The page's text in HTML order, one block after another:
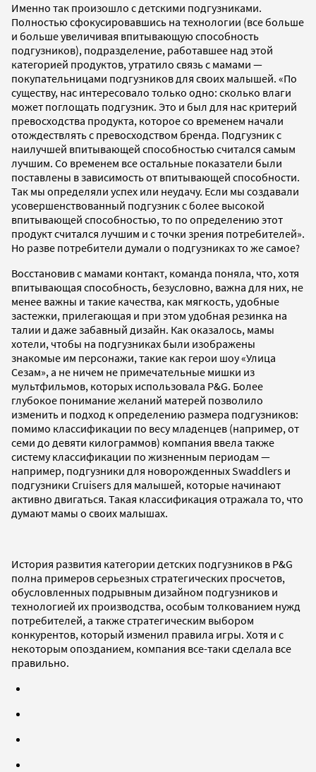
Именно так произошло с детскими подгузниками.
Полностью сфокусировавшись на технологии (все больше
и больше увеличивая впитывающую способность
подгузников), подразделение, работавшее над этой
категорией продуктов, утратило связь с мамами —
покупательницами подгузников для своих малышей. «По
существу, нас интересовало только одно: сколько влаги
может поглощать подгузник. Это и был для нас критерий
превосходства продукта, которое со временем начали
отождествлять с превосходством бренда. Подгузник с
наилучшей впитывающей способностью считался самым
лучшим. Со временем все остальные показатели были
поставлены в зависимость от впитывающей способности.
Так мы определяли успех или неудачу. Если мы создавали
усовершенствованный подгузник с более высокой
впитывающей способностью, то по определению этот
продукт считался лучшим и с точки зрения потребителей».
Но разве потребители думали о подгузниках то же самое?
Восстановив с мамами контакт, команда поняла, что, хотя
впитывающая способность, безусловно, важна для них, не
менее важны и такие качества, как мягкость, удобные
застежки, прилегающая и при этом удобная резинка на
талии и даже забавный дизайн. Как оказалось, мамы
хотели, чтобы на подгузниках были изображены
знакомые им персонажи, такие как герои шоу «Улица
Сезам», а не ничем не примечательные мишки из
мультфильмов, которых использовала P&G. Более
глубокое понимание желаний матерей позволило
изменить и подход к определению размера подгузников:
помимо классификации по весу младенцев (например, от
семи до девяти килограммов) компания ввела также
систему классификации по жизненным периодам —
например, подгузники для новорожденных Swaddlers и
подгузники Cruisers для малышей, которые начинают
активно двигаться. Такая классификация отражала то, что
думают мамы о своих малышах.
История развития категории детских подгузников в P&G
полна примеров серьезных стратегических просчетов,
обусловленных подрывным дизайном подгузников и
технологией их производства, особым толкованием нужд
потребителей, а также стратегическим выбором
конкурентов, который изменил правила игры. Хотя и с
некоторым опозданием, компания все-таки сделала все
правильно.